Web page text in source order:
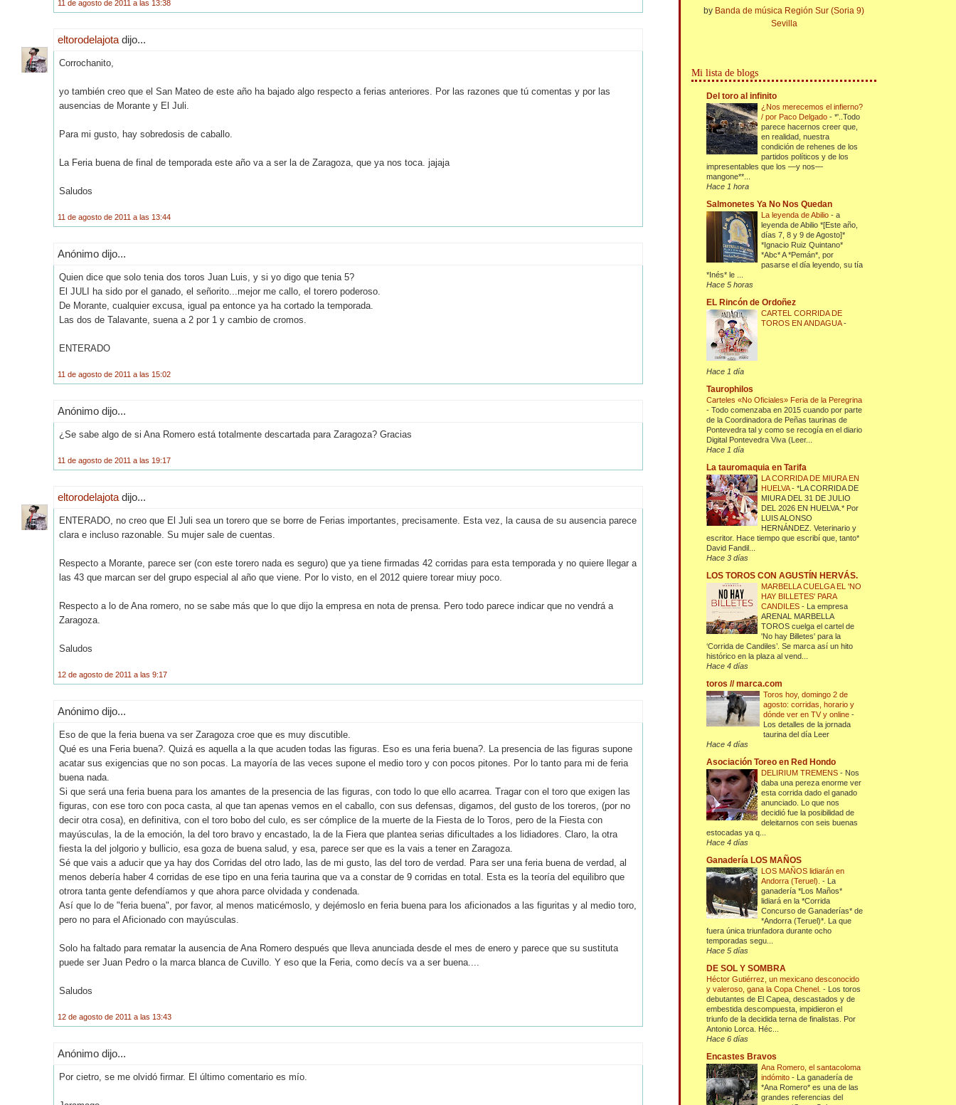
11 de agosto de 2011 a las 13:38
eltorodelajota dijo...
Corrochanito,
yo también creo que el San Mateo de este año ha bajado algo respecto a ferias anteriores. Por las razones que tú comentas y por las
ausencias de Morante y El Juli.
Para mi gusto, hay sobredosis de caballo.
La Feria buena de final de temporada este año va a ser la de Zaragoza, que ya nos toca. jajaja
Saludos
11 de agosto de 2011 a las 13:44
Anónimo dijo...
Quien dice que solo tenia dos toros Juan Luis, y si yo digo que tenia 5?
El JULI ha sido por el ganado, el señorito...mejor me callo, el torero poderoso.
De Morante, cualquier excusa, igual pa entonce ya ha cortado la temporada.
Las dos de Talavante, suena a 2 por 1 y cambio de cromos.
ENTERADO
11 de agosto de 2011 a las 15:02
Anónimo dijo...
¿Se sabe algo de si Ana Romero está totalmente descartada para Zaragoza? Gracias
11 de agosto de 2011 a las 19:17
eltorodelajota dijo...
ENTERADO, no creo que El Juli sea un torero que se borre de Ferias importantes, precisamente. Esta vez, la causa de su ausencia parece
clara e incluso razonable. Su mujer sale de cuentas.
Respecto a Morante, parece ser (con este torero nada es seguro) que ya tiene firmadas 42 corridas para esta temporada y no quiere llegar a
las 43 que marcan ser del grupo especial al año que viene. Por lo visto, en el 2012 quiere torear miuy poco.
Respecto a lo de Ana romero, no se sabe más que lo que dijo la empresa en nota de prensa. Pero todo parece indicar que no vendrá a
Zaragoza.
Saludos
12 de agosto de 2011 a las 9:17
Anónimo dijo...
Eso de que la feria buena va ser Zaragoza croe que es muy discutible.
Qué es una Feria buena?. Quizá es aquella a la que acuden todas las figuras. Eso es una feria buena?. La presencia de las figuras supone
acatar sus exigencias que no son pocas. La mayoría de las veces supone el medio toro y con pocos pitones. Por lo tanto para mi de feria
buena nada.
Si que será una feria buena para los amantes de la presencia de las figuras, con todo lo que ello acarrea. Tragar con el toro que exigen las
figuras, con ese toro con poca casta, al que tan apenas vemos en el caballo, con sus defensas, digamos, del gusto de los toreros, (por no
decir otra cosa), en definitiva, con el toro bobo del culo, es ser cómplice de la muerte de la Fiesta de lo Toros, pero de la Fiesta con
mayúsculas, la de la emoción, la del toro bravo y encastado, la de la Fiera que plantea serias dificultades a los lidiadores. Claro, la otra
fiesta la del jolgorio y bullicio, esa goza de buena salud, y esa, parece ser que es la vais a tener en Zaragoza.
Sé que vais a aducir que ya hay dos Corridas del otro lado, las de mi gusto, las del toro de verdad. Para ser una feria buena de verdad, al
menos debería haber 4 corridas de ese tipo en una feria taurina que va a constar de 9 corridas en total. Esta es la teoría del equilibro que
otrora tanta gente defendíamos y que ahora parce olvidada y condenada.
Así que lo de "feria buena", por favor, al menos maticémoslo, y dejémoslo en feria buena para los aficionados a las figuritas y al medio toro,
pero no para el Aficionado con mayúsculas.
Solo ha faltado para rematar la ausencia de Ana Romero después que lleva anunciada desde el mes de enero y parece que su sustituta
puede ser Juan Pedro o la marca blanca de Cuvillo. Y eso que la Feria, como decís va a ser buena....
Saludos
12 de agosto de 2011 a las 13:43
Anónimo dijo...
Por cietro, se me olvidó firmar. El último comentario es mío.
by Banda de música Región Sur (Soria 9)
Sevilla
Mi lista de blogs
Del toro al infinito
¿Nos merecemos el infierno?
/ por Paco Delgado-*'..Todo
parece hacernos creer que,
en realidad, nuestra
condición de rehenes de los
partidos políticos y de los
impresentables que los —y nos—
mangone**...
Hace 1 hora
Salmonetes Ya No Nos Quedan
La leyenda de Abilio-a
leyenda de Abilio *[Este año,
días 7, 8 y 9 de Agosto]*
*Ignacio Ruiz Quintano*
*Abc* A *Pemán*, por
pasarse el día leyendo, su tía
*Inés* le ...
Hace 5 horas
EL Rincón de Ordoñez
CARTEL CORRIDA DE
TOROS EN ANDAGUA-
Hace 1 día
Taurophilos
Carteles «No Oficiales» Feria de la Peregrina
-Todo comenzaba en 2015 cuando por parte
de la Coordinadora de Peñas taurinas de
Pontevedra tal y como se recogía en el diario
Digital Pontevedra Viva (Leer...
Hace 1 día
La tauromaquia en Tarifa
LA CORRIDA DE MIURA EN
HUELVA-*LA CORRIDA DE
MIURA DEL 31 DE JULIO
DEL 2026 EN HUELVA.* Por
LUIS ALONSO
HERNÁNDEZ. Veterinario y
escritor. Hace tiempo que escribí que, tanto*
David Fandil...
Hace 3 días
LOS TOROS CON AGUSTÍN HERVÁS.
MARBELLA CUELGA EL 'NO
HAY BILLETES' PARA
CANDILES- La empresa
ARENAL MARBELLA
TOROS cuelga el cartel de
'No hay Billetes' para la
‘Corrida de Candiles’. Se marca así un hito
histórico en la plaza al vend...
Hace 4 días
toros // marca.com
Toros hoy, domingo 2 de
agosto: corridas, horario y
dónde ver en TV y online-
Los detalles de la jornada
taurina del día Leer
Hace 4 días
Asociación Toreo en Red Hondo
DELIRIUM TREMENS- Nos
daba una pereza enorme ver
esta corrida dado el ganado
anunciado. Lo que nos
decidió fue la posibilidad de
deleitarnos con seis buenas
estocadas ya q...
Hace 4 días
Ganadería LOS MAÑOS
LOS MAÑOS lidiarán en
Andorra (Teruel).- La
ganadería *Los Maños*
lidiará en la *Corrida
Concurso de Ganaderías* de
*Andorra (Teruel)*. La que
fuera única triunfadora durante ocho
temporadas segu...
Hace 5 días
DE SOL Y SOMBRA
Héctor Gutiérrez, un mexicano desconocido
y valeroso, gana la Copa Chenel.- Los toros
debutantes de El Capea, descastados y de
embestida descompuesta, impidieron el
triunfo de la decidida terna de finalistas. Por
Antonio Lorca. Héc...
Hace 6 días
Encastes Bravos
Ana Romero, el santacoloma
indómito- La ganadería de
*Ana Romero* es una de las
grandes referencias del